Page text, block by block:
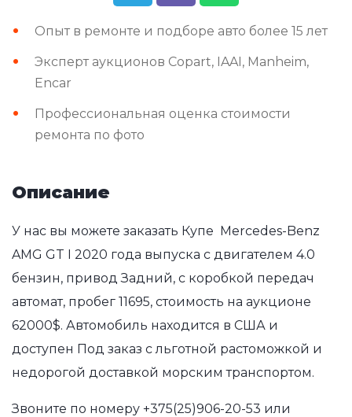
Опыт в ремонте и подборе авто более 15 лет
Эксперт аукционов Copart, IAAI, Manheim,
Encar
Профессиональная оценка стоимости
ремонта по фото
Описание
У нас вы можете заказать Купе Mercedes-Benz
AMG GT I 2020 года выпуска с двигателем 4.0
бензин, привод Задний, с коробкой передач
автомат, пробег 11695, стоимость на аукционе
62000$. Автомобиль находится в США и
доступен Под заказ с льготной растоможкой и
недорогой доставкой морским транспортом.
Звоните по номеру +375(25)906-20-53 или